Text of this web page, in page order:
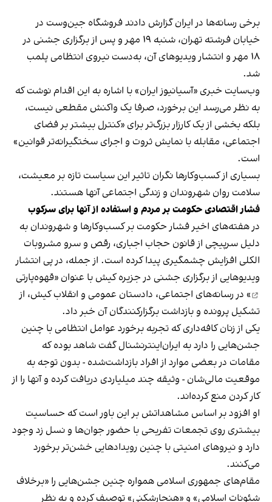
برخی رسانه‌ها در ایران گزارش دادند فروشگاه جین‌وست در
خیابان فرشته تهران، شنبه ۱۹ مهر و پس از برگزاری جشنی در
۱۸ مهر و انتشار ویدیوهای آن، به‌دست نیروی انتظامی پلمب
شد.
وب‌سایت خبری «آسیانیوز ایران» با اشاره به این اقدام نوشت که
به نظر می‌رسد این برخورد، صرفا یک واکنش مقطعی نیست،
بلکه بخشی از یک کارزار بزرگ‌تر برای «کنترل بیشتر بر فضای
اجتماعی، مقابله با نمایش ثروت و اجرای سختگیرانه‌تر قوانین»
است.
بسیاری از کسب‌وکارها نگران تاثیر این سیاست‌ تازه بر معیشت،
سلامت روان شهروندان و زندگی اجتماعی آنها هستند.
فشار اقتصادی حکومت بر مردم و استفاده از آنها برای سرکوب
در هفته‌های اخیر فشار حکومت بر کسب‌وکارها و شهروندان به
دلیل سرپیچی از قانون حجاب اجباری، رقص و سرو مشروبات
الکلی افزایش چشمگیری پیدا کرده است. از جمله، در پی انتشار
ویدیوهایی از برگزاری جشنی در جزیره کیش با عنوان «قهوه‌پارتی
» در رسانه‌های اجتماعی، دادستان عمومی و انقلاب کیش، از
تشکیل پرونده و بازداشت برگزارکنندگان آن خبر داد.
یکی از زنان کافه‌داری که تجربه برخورد عوامل انتظامی با چنین
جشن‌هایی را دارد به ایران‌اینترنشنال گفت شاهد بوده که
مقامات در بعضی موارد از افراد بازداشت‌‌شده - بدون توجه به
موقعیت مالی‌شان - وثیقه چند میلیاردی دریافت کرده و آنها را از
کار کردن منع کرده‌اند.
او افزود بر اساس مشاهداتش بر این باور است که حساسیت
بیشتری روی تجمعات تفریحی با حضور جوان‌ها و نسل زد وجود
دارد و نیروهای امنیتی با چنین رویدادهایی خشن‌تر برخورد
می‌کنند.
مقام‌های جمهوری اسلامی همواره چنین جشن‌هایی را «برخلاف
شئونات اسلامی» و «هنجارشکنی» توصیف کرده و به نظر